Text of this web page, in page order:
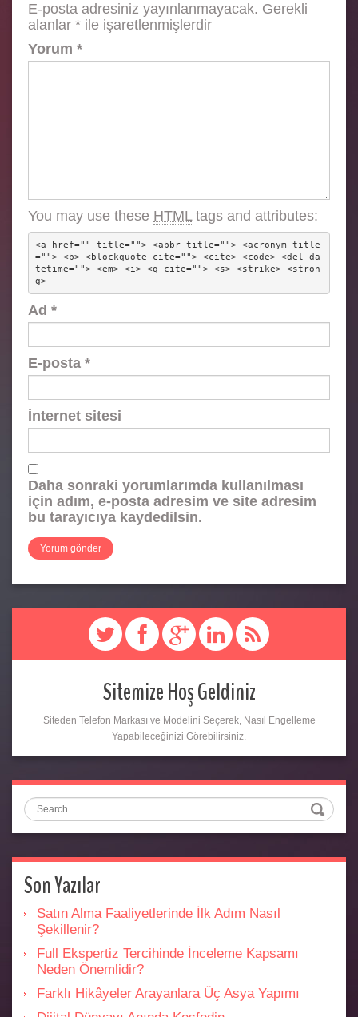
E-posta adresiniz yayınlanmayacak. Gerekli
alanlar * ile işaretlenmişlerdir
Yorum *
You may use these HTMLtags and attributes:
<a href="" title=""> <abbr title=""> <acronym title
=""> <b> <blockquote cite=""> <cite> <code> <del da
tetime=""> <em> <i> <q cite=""> <s> <strike> <stron
g>
Ad *
E-posta *
İnternet sitesi
Daha sonraki yorumlarımda kullanılması
için adım, e-posta adresim ve site adresim
bu tarayıcıya kaydedilsin.
Sitemize Hoş Geldiniz
Siteden Telefon Markası ve Modelini Seçerek, Nasıl Engelleme
Yapabileceğinizi Görebilirsiniz.
Search
Son Yazılar
Satın Alma Faaliyetlerinde İlk Adım Nasıl
Şekillenir?
Full Ekspertiz Tercihinde İnceleme Kapsamı
Neden Önemlidir?
Farklı Hikâyeler Arayanlara Üç Asya Yapımı